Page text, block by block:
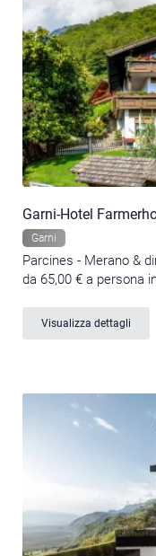
Garni-Hotel
Garni
Parcines - Merano &
da 65,00 € a persona
Visualizza dettagli